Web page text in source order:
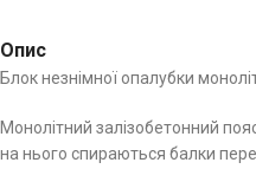
Опис
Блок незнімної опалубки
Монолітний залізобетонний
на нього спираються балки